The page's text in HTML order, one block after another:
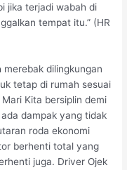
jika terjadi wabah di
tempat itu.” (HR
merebak dilingkungan
tetap di rumah sesuai
Kita bersiplin demi
dampak yang tidak
roda ekonomi
berhenti total yang
juga. Driver Ojek